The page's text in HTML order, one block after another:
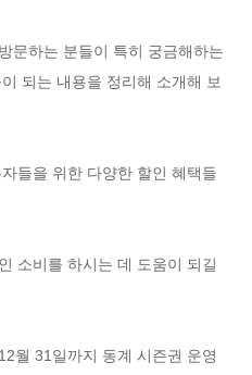
문하는 분들이 특히 궁금해하는
되는 내용을 정리해 소개해 보
들을 위한 다양한 할인 혜택들
소비를 하시는 데 도움이 되길
월 31일까지 동계 시즌권 운영